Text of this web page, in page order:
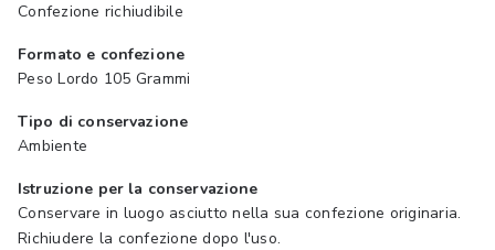
Confezione richiudibile
Formato e confezione
Peso Lordo 105 Grammi
Tipo di conservazione
Ambiente
Istruzione per la conservazione
Conservare in luogo asciutto nella sua confezione originaria.
Richiudere la confezione dopo l'uso.